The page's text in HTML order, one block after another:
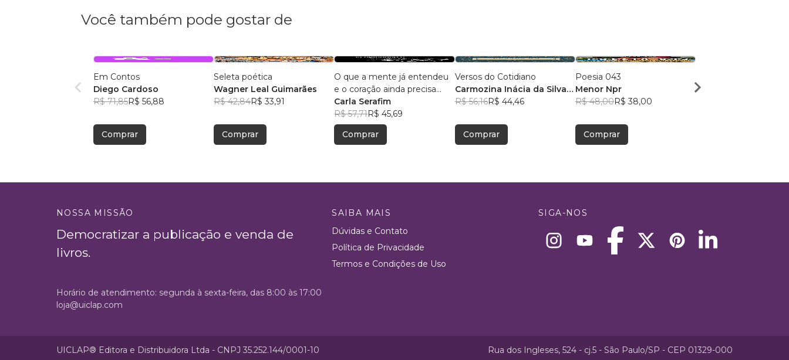
Você também pode gostar de
Em Contos
Diego Cardoso
R$ 71,85R$ 56,88
Comprar
Seleta poética
Wagner Leal Guimarães
R$ 42,84R$ 33,91
Comprar
O que a mente já entendeu
e o coração ainda precisa
aceitar
Carla Serafim
R$ 57,71R$ 45,69
Comprar
Versos do Cotidiano
Carmozina Inácia da Silva
Rodrigues
R$ 56,16R$ 44,46
Comprar
Poesia 043
Menor Npr
R$ 48,00R$ 38,00
Comprar
Victor Sousa Silva
NOSSA MISSÃO
Democratizar a publicação e venda de
livros.
SAIBA MAIS
Dúvidas e Contato
Política de Privacidade
Termos e Condições de Uso
SIGA-NOS
Horário de atendimento: segunda à sexta-feira, das 8:00 às 17:00
loja@uiclap.com
UICLAP® Editora e Distribuidora Ltda - CNPJ 35.252.144/0001-10 Rua dos Ingleses, 524 - cj.5 - São Paulo/SP - CEP 01329-000